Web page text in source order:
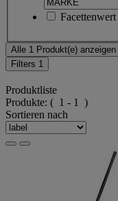
Facettenwert
Alle 1 Produkt(e) anzeigen
Filters 1
Produktliste
Produkte: ( 1 - 1 )
Sortieren nach